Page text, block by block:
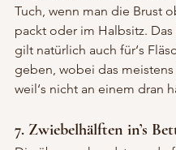
Tuch, wenn man die Brust
packt oder im Halbsitz. Das
gilt natürlich auch für‘s
geben, wobei das
weil‘s nicht an einem dran
7. Zwiebelhälften in’s